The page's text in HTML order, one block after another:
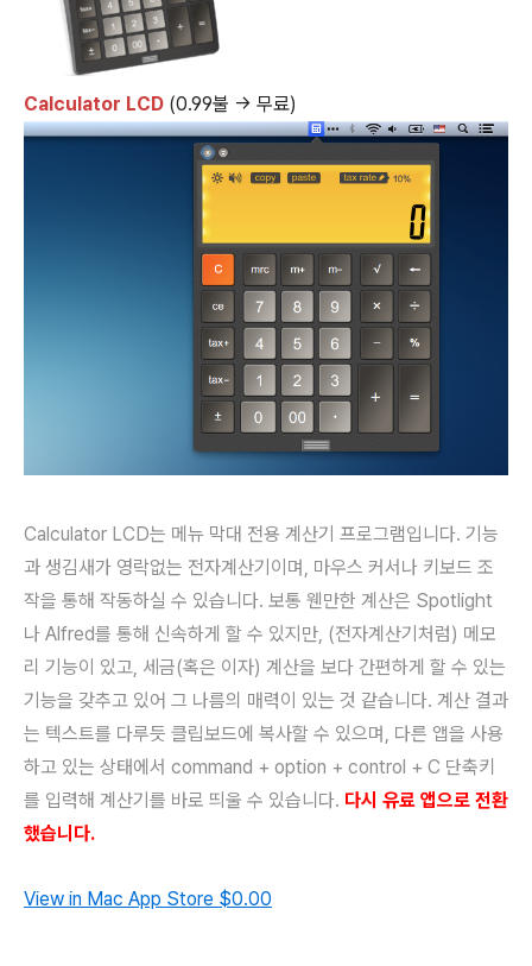
Calculator LCD (0.99불 → 무료)
Calculator LCD는 메뉴 막대 전용 계산기 프로그램입니다. 기능
과 생김새가 영락없는 전자계산기이며, 마우스 커서나 키보드 조
작을 통해 작동하실 수 있습니다. 보통 웬만한 계산은 Spotlight
나 Alfred를 통해 신속하게 할 수 있지만, (전자계산기처럼) 메모
리 기능이 있고, 세금(혹은 이자) 계산을 보다 간편하게 할 수 있는
기능을 갖추고 있어 그 나름의 매력이 있는 것 같습니다. 계산 결과
는 텍스트를 다루듯 클립보드에 복사할 수 있으며, 다른 앱을 사용
하고 있는 상태에서 command + option + control + C 단축키
를 입력해 계산기를 바로 띄울 수 있습니다. 다시 유료 앱으로 전환
했습니다.
View in Mac App Store $0.00